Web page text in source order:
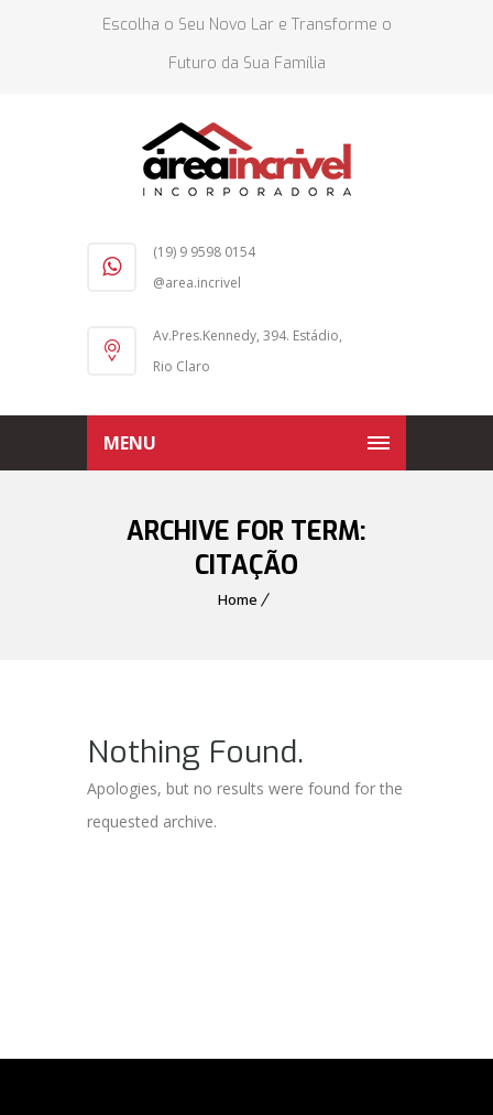
Escolha o Seu Novo Lar e Transforme o
Futuro da Sua Família
(19) 9 9598 0154
@area.incrivel
Av.Pres.Kennedy, 394. Estádio,
Rio Claro
MENU
ARCHIVE FOR TERM:
CITAÇÃO
Home
Nothing Found.
Apologies, but no results were found for the
requested archive.